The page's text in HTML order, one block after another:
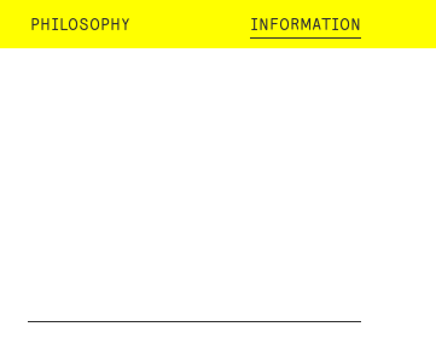
PHILOSOPHY INFORMATION